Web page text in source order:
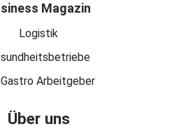
Magazin
Logistik
Gastro Arbeitgeber
Über uns